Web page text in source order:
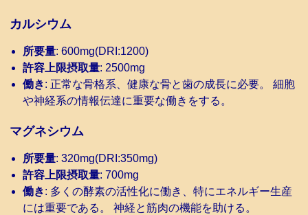
カルシウム
所要量: 600mg(DRI:1200)
許容上限摂取量: 2500mg
働き: 正常な骨格系、健康な骨と歯の成長に必要。 細胞
や神経系の情報伝達に重要な働きをする。
マグネシウム
所要量: 320mg(DRI:350mg)
許容上限摂取量: 700mg
働き: 多くの酵素の活性化に働き、特にエネルギー生産
には重要である。 神経と筋肉の機能を助ける。